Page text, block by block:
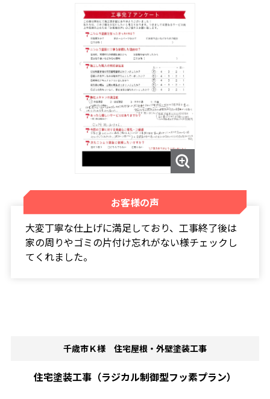
お客様の声
大変丁寧な仕上げに満足しており、工事終了後は
家の周りやゴミの片付け忘れがない様チェックし
てくれました。
千歳市Ｋ様 住宅屋根・外壁塗装工事
住宅塗装工事（ラジカル制御型フッ素プラン）